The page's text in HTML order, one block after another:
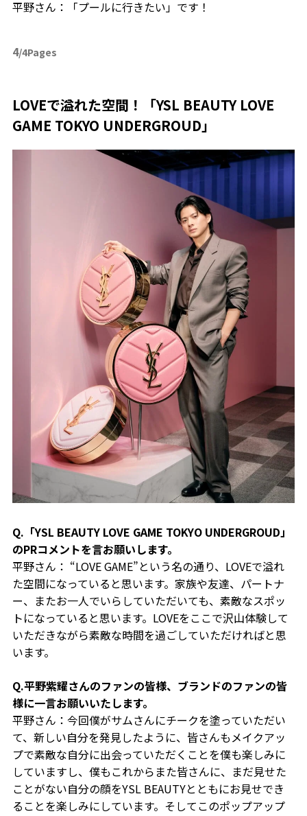
平野さん：「プールに行きたい」です！
4/4Pages
LOVEで溢れた空間！「YSL BEAUTY LOVE
GAME TOKYO UNDERGROUD」
Q.「YSL BEAUTY LOVE GAME TOKYO UNDERGROUD」
のPRコメントを言お願いします。
平野さん： “LOVE GAME”という名の通り、LOVEで溢れ
た空間になっていると思います。家族や友達、パートナ
ー、またお一人でいらしていただいても、素敵なスポッ
トになっていると思います。LOVEをここで沢山体験して
いただきながら素敵な時間を過ごしていただければと思
います。
Q.平野紫耀さんのファンの皆様、ブランドのファンの皆
様に一言お願いいたします。
平野さん：今回僕がサムさんにチークを塗っていただい
て、新しい自分を発見したように、皆さんもメイクアッ
プで素敵な自分に出会っていただくことを僕も楽しみに
していますし、僕もこれからまた皆さんに、まだ見せた
ことがない自分の顔をYSL BEAUTYとともにお見せでき
ることを楽しみにしています。そしてこのポップアップ